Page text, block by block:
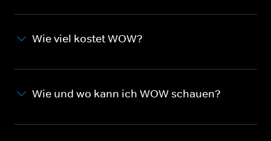
Wie viel kostet WOW?
Wie und wo kann ich WOW schauen?